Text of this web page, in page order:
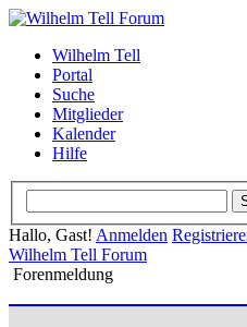
Wilhelm Tell
Portal
Suche
Mitglieder
Kalender
Hilfe
Hallo, Gast! Anmelden
Wilhelm Tell Forum
Forenmeldung